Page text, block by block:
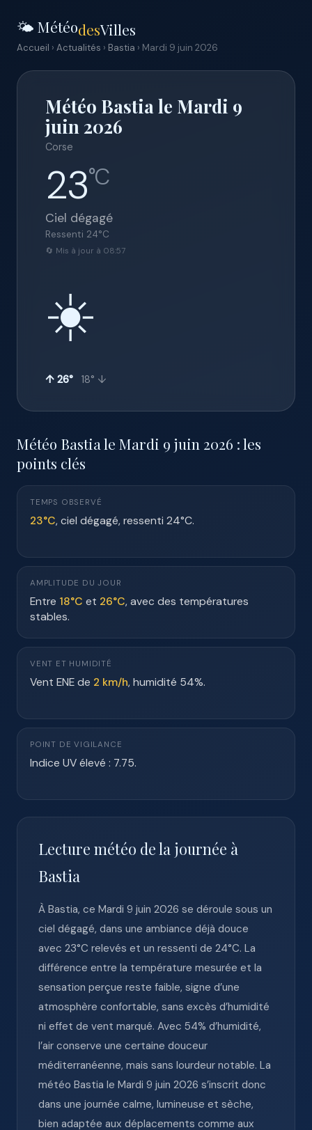
🌤️ MétéodesVilles
Accueil › Actualités › Bastia › Mardi 9 juin 2026
Météo Bastia le Mardi 9
juin 2026
Corse
23°C
Ciel dégagé
Ressenti 24°C
🔄 Mis à jour à 08:57
☀️
↑ 26° 18° ↓
Météo Bastia le Mardi 9 juin 2026 : les
points clés
TEMPS OBSERVÉ
23°C, ciel dégagé, ressenti 24°C.
AMPLITUDE DU JOUR
Entre 18°C et 26°C, avec des températures
stables.
VENT ET HUMIDITÉ
Vent ENE de 2 km/h, humidité 54%.
POINT DE VIGILANCE
Indice UV élevé : 7.75.
Lecture météo de la journée à
Bastia
À Bastia, ce Mardi 9 juin 2026 se déroule sous un
ciel dégagé, dans une ambiance déjà douce
avec 23°C relevés et un ressenti de 24°C. La
différence entre la température mesurée et la
sensation perçue reste faible, signe d’une
atmosphère confortable, sans excès d’humidité
ni effet de vent marqué. Avec 54% d’humidité,
l’air conserve une certaine douceur
méditerranéenne, mais sans lourdeur notable. La
météo Bastia le Mardi 9 juin 2026 s’inscrit donc
dans une journée calme, lumineuse et sèche,
bien adaptée aux déplacements comme aux